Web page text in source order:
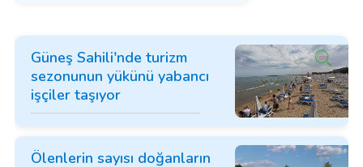
Güneş Sahili'nde turizm
sezonunun yükünü yabancı
işçiler taşıyor
Ölenlerin sayısı doğanların